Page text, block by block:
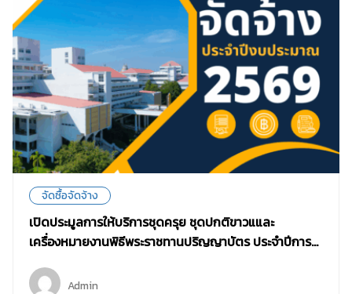
จัดซื้อจัดจ้าง
เปิดประมูลการให้บริการชุดครุย ชุดปกติขาวแและ
เครื่องหมายงานพิธีพระราชทานปริญญาบัตร ประจำปีการ
Admin